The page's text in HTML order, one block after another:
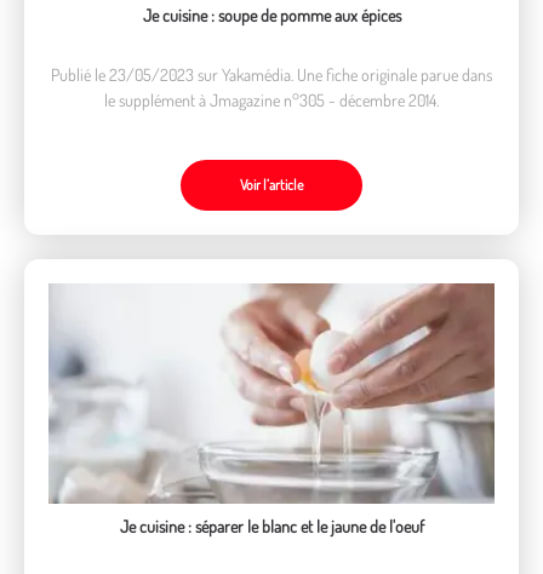
Je cuisine : soupe de pomme aux épices
Publié le 23/05/2023 sur Yakamédia. Une fiche originale parue dans
le supplément à Jmagazine n°305 - décembre 2014.
Voir l’article
Je cuisine : séparer le blanc et le jaune de l'oeuf